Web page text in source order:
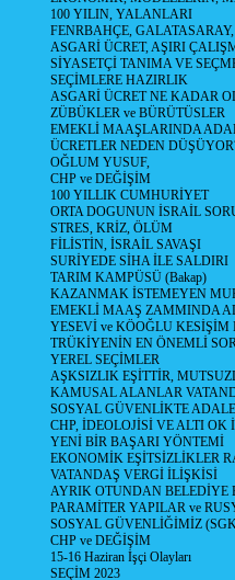
100 YILIN, YALANLARI
FENRBAHÇE,
ASGARİ ÜCRET, AŞIRI
SİYASETÇİ TANIMA VE
SEÇİMLERE HAZIRLIK
ASGARİ ÜCRET NE KADAR
ZÜBÜKLER ve BÜRÜTÜSLER
EMEKLİ MAAŞLARINDA
ÜCRETLER NEDEN
OĞLUM YUSUF,
CHP ve DEĞİŞİM
100 YILLIK CUMHURİYET
ORTA DOGUNUN İSRAİL
STRES, KRİZ, ÖLÜM
FİLİSTİN, İSRAİL SAVAŞI
SURİYEDE SİHA İLE SALDIRI
TARIM KAMPÜSÜ (Bakap)
KAZANMAK İSTEMEYEN
EMEKLİ MAAŞ ZAMMINDA
YESEVİ ve KÖOĞLU
TRÜKİYENİN EN ÖNEMLİ
YEREL SEÇİMLER
AŞKSIZLIK EŞİTTİR,
KAMUSAL ALANLAR
SOSYAL GÜVENLİKTE
CHP, İDEOLOJİSİ VE ALTI OK
YENİ BİR BAŞARI YÖNTEMİ
EKONOMİK EŞİTSİZLİKLER
VATANDAŞ VERGİ İLİŞKİSİ
AYRIK OTUNDAN
PARAMİTER YAPILAR ve
SOSYAL GÜVENLİĞİMİZ
CHP ve DEĞİŞİM
15-16 Haziran İşçi Olayları
SEÇİM 2023